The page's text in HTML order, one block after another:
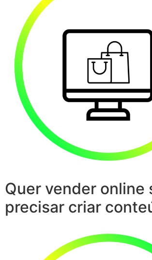
Quer vender online
precisar criar